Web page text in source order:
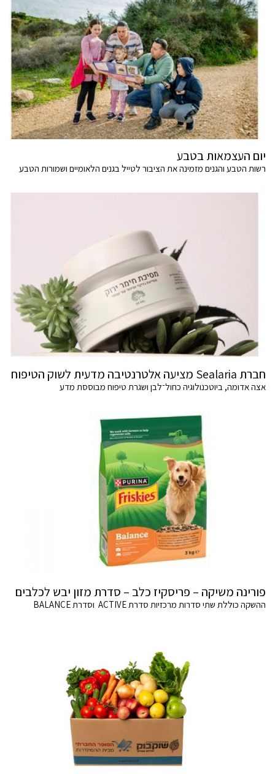
יום העצמאות בטבע
רשות הטבע והגנים מזמינה את הציבור לטייל בגנים הלאומיים ושמורות הטבע
חברת Sealaria מציעה אלטרנטיבה מדעית לשוק הטיפוח
אצה אדומה, ביוטכנולוגיה כחול־לבן ושגרת טיפוח מבוססת מדע
פורינה משיקה – פריסקיז כלב – סדרת מזון יבש לכלבים
ההשקה כוללת שתי סדרות מרכזיות סדרת ACTIVE וסדרת BALANCE